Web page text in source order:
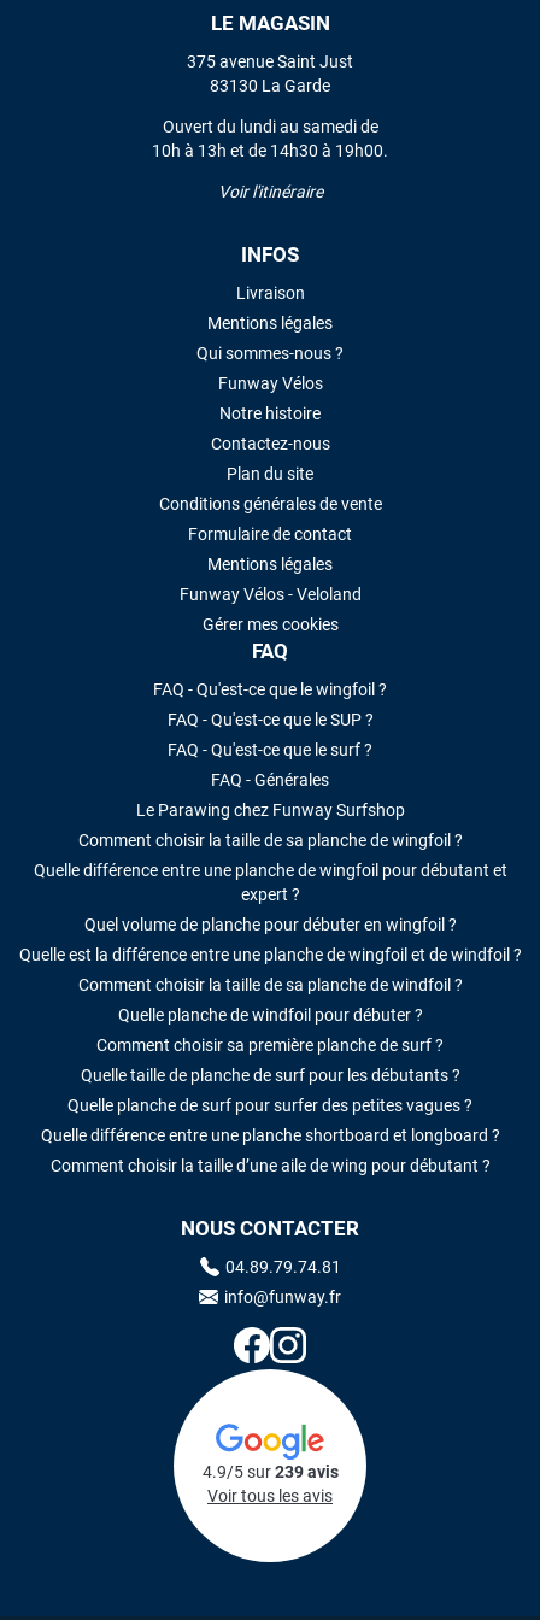
LE MAGASIN
375 avenue Saint Just
83130 La Garde
Ouvert du lundi au samedi de
10h à 13h et de 14h30 à 19h00.
Voir l'itinéraire
INFOS
Livraison
Mentions légales
Qui sommes-nous ?
Funway Vélos
Notre histoire
Contactez-nous
Plan du site
Conditions générales de vente
Formulaire de contact
Mentions légales
Funway Vélos - Veloland
Gérer mes cookies
FAQ
FAQ - Qu'est-ce que le wingfoil ?
FAQ - Qu'est-ce que le SUP ?
FAQ - Qu'est-ce que le surf ?
FAQ - Générales
Le Parawing chez Funway Surfshop
Comment choisir la taille de sa planche de wingfoil ?
Quelle différence entre une planche de wingfoil pour débutant et
expert ?
Quel volume de planche pour débuter en wingfoil ?
Quelle est la différence entre une planche de wingfoil et de windfoil ?
Comment choisir la taille de sa planche de windfoil ?
Quelle planche de windfoil pour débuter ?
Comment choisir sa première planche de surf ?
Quelle taille de planche de surf pour les débutants ?
Quelle planche de surf pour surfer des petites vagues ?
Quelle différence entre une planche shortboard et longboard ?
Comment choisir la taille d’une aile de wing pour débutant ?
NOUS CONTACTER
04.89.79.74.81
info@funway.fr
4.9/5 sur239 avis
Voir tous les avis
VOIR TOUS LES AVIS